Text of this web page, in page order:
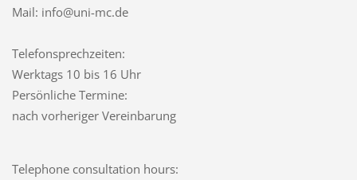
Mail: info@uni-mc.de
Telefonsprechzeiten:
Werktags 10 bis 16 Uhr
Persönliche Termine:
nach vorheriger Vereinbarung
Telephone consultation hours: